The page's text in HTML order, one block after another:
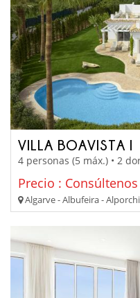
VILLA BOAVISTA I
4 personas (5 máx.) • 2
Precio : Consúltenos
Algarve - Albufeira -